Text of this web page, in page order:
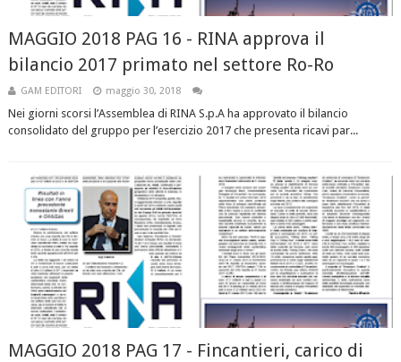
MAGGIO 2018 PAG 16 - RINA approva il
bilancio 2017 primato nel settore Ro-Ro
GAM EDITORI maggio 30, 2018
Nei giorni scorsi l’Assemblea di RINA S.p.A ha approvato il bilancio
consolidato del gruppo per l’esercizio 2017 che presenta ricavi par...
MAGGIO 2018 PAG 17 - Fincantieri, carico di